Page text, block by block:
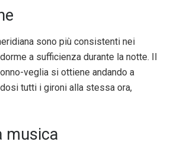
sono più consistenti nei
a sufficienza durante la notte. Il
veglia si ottiene andando a
tutti i gironi alla stessa ora,
musica